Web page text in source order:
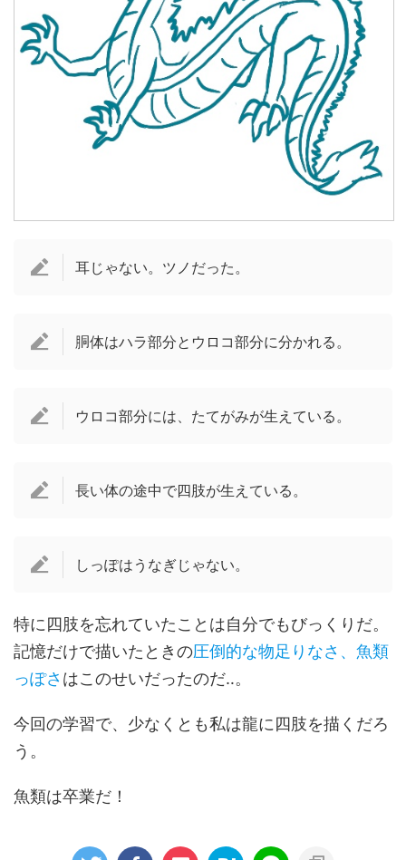
耳じゃない。ツノだった。
胴体はハラ部分とウロコ部分に分かれる。
ウロコ部分には、たてがみが生えている。
長い体の途中で四肢が生えている。
しっぽはうなぎじゃない。
特に四肢を忘れていたことは自分でもびっくりだ。
記憶だけで描いたときの圧倒的な物足りなさ、魚類
っぽさはこのせいだったのだ‥。
今回の学習で、少なくとも私は龍に四肢を描くだろ
う。
魚類は卒業だ！